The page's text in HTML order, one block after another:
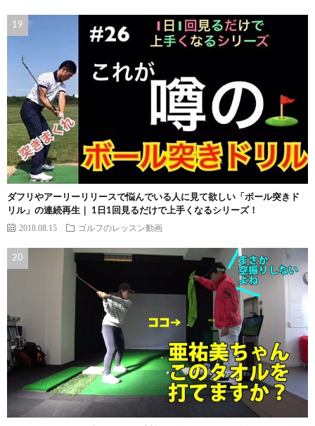
ダフリやアーリーリリースで悩んでいる人に見て欲しい「ボール突きド
リル」の連続再生｜ 1日1回見るだけで上手くなるシリーズ！
2018.08.15 ゴルフのレッスン動画